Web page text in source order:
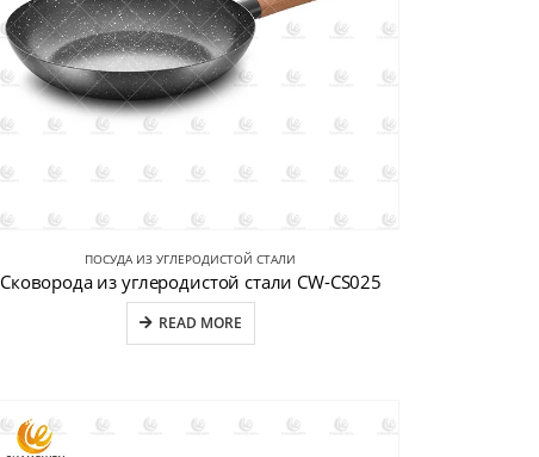
ПОСУДА ИЗ УГЛЕРОДИСТОЙ СТАЛИ
Сковорода из углеродистой стали CW-CS025
READ MORE